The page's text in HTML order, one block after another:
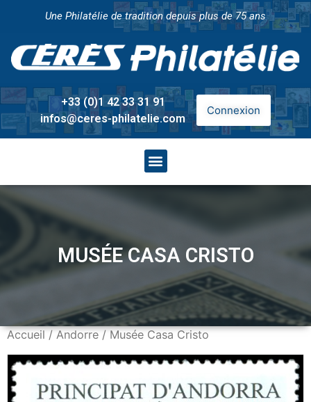
Une Philatélie de tradition depuis plus de 75 ans
+33 (0)1 42 33 31 91
infos@ceres-philatelie.com
Connexion
MUSÉE CASA CRISTO
Accueil / Andorre / Musée Casa Cristo